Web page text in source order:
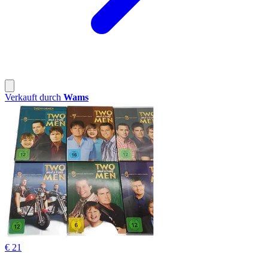
Verkauft durch Wams
€ 21